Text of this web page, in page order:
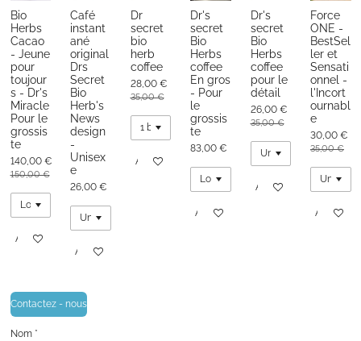
Bio
Herbs
Cacao
- Jeune
pour
toujour
s - Dr's
Miracle
Pour le
grossis
te
140,00 €
150,00 €
Ajouter au panier
Café
instant
ané
original
Drs
Secret
Bio
Herb's
News
design
-
Unisex
e
26,00 €
Ajouter au panier
Dr
secret
bio
herb
coffee
28,00 €
35,00 €
Ajouter au panier
Dr's
secret
Bio
Herbs
coffee
En gros
- Pour
le
grossis
te
83,00 €
Ajouter au panier
Dr's
secret
Bio
Herbs
coffee
pour le
détail
26,00 €
35,00 €
Ajouter au panier
Force
ONE -
BestSel
ler et
Sensati
onnel -
l'Incort
ournabl
e
30,00 €
35,00 €
Ajouter
Contactez - nous
Nom *